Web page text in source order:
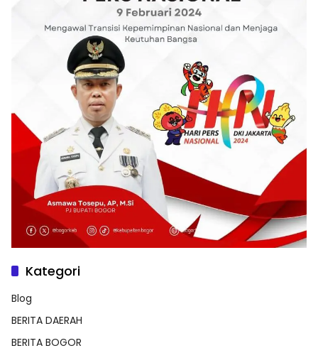
Kategori
Blog
BERITA DAERAH
BERITA BOGOR